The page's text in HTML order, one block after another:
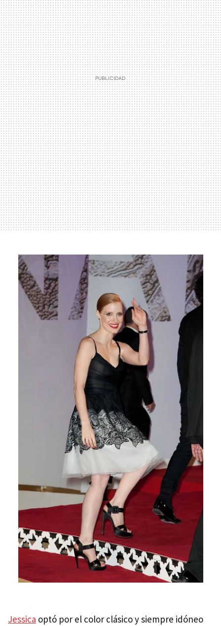
Jessica optó por el color clásico y siempre idóneo